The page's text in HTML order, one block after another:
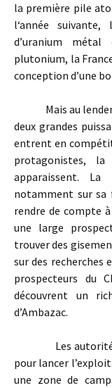
la première pile
l‘année
d’uranium
plutonium, la
conception d’une
Mais au
deux grandes
entrent en
protagonistes,
apparaissent. La
notamment sur sa
rendre de compte à
une large
trouver des
sur des recherches
prospecteurs du
découvrent un
d’Ambazac.
Les autorités
pour lancer
une zone de